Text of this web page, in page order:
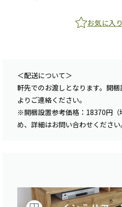
お気に入
＜配送について＞
軒先でのお渡しとなります。開
よりご連絡ください。
※開梱設置参考価格：18370円（
め、詳細はお問い合わせください